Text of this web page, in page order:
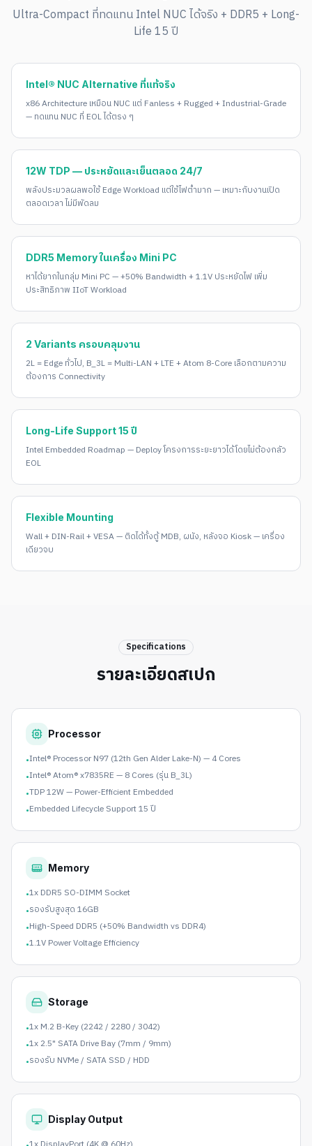
Ultra-Compact ที่ทดแทน Intel NUC ได้จริง + DDR5 + Long-
Life 15 ปี
Intel® NUC Alternative ที่แท้จริง
x86 Architecture เหมือน NUC แต่ Fanless + Rugged + Industrial-Grade
— ทดแทน NUC ที่ EOL ได้ตรง ๆ
12W TDP — ประหยัดและเย็นตลอด 24/7
พลังประมวลผลพอใช้ Edge Workload แต่ใช้ไฟต่ำมาก — เหมาะกับงานเปิด
ตลอดเวลา ไม่มีพัดลม
DDR5 Memory ในเครื่อง Mini PC
หาได้ยากในกลุ่ม Mini PC — +50% Bandwidth + 1.1V ประหยัดไฟ เพิ่ม
ประสิทธิภาพ IIoT Workload
2 Variants ครอบคลุมงาน
2L = Edge ทั่วไป, B_3L = Multi-LAN + LTE + Atom 8-Core เลือกตามความ
ต้องการ Connectivity
Long-Life Support 15 ปี
Intel Embedded Roadmap — Deploy โครงการระยะยาวได้โดยไม่ต้องกลัว
EOL
Flexible Mounting
Wall + DIN-Rail + VESA — ติดได้ทั้งตู้ MDB, ผนัง, หลังจอ Kiosk — เครื่อง
เดียวจบ
Specifications
รายละเอียดสเปก
Processor
•Intel® Processor N97 (12th Gen Alder Lake-N) — 4 Cores
•Intel® Atom® x7835RE — 8 Cores (รุ่น B_3L)
•TDP 12W — Power-Efficient Embedded
•Embedded Lifecycle Support 15 ปี
Memory
•1x DDR5 SO-DIMM Socket
•รองรับสูงสุด 16GB
•High-Speed DDR5 (+50% Bandwidth vs DDR4)
•1.1V Power Voltage Efficiency
Storage
•1x M.2 B-Key (2242 / 2280 / 3042)
•1x 2.5" SATA Drive Bay (7mm / 9mm)
•รองรับ NVMe / SATA SSD / HDD
Display Output